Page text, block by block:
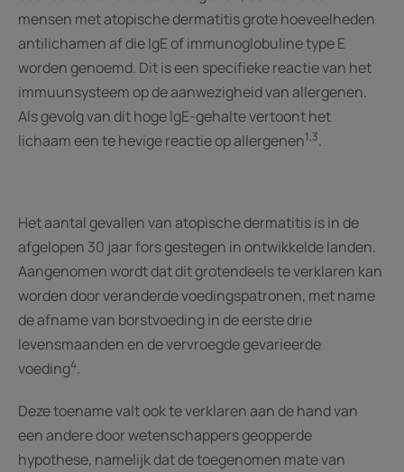
mensen met atopische dermatitis grote hoeveelheden
antilichamen af die IgE of immunoglobuline type E
worden genoemd. Dit is een specifieke reactie van het
immuunsysteem op de aanwezigheid van allergenen.
Als gevolg van dit hoge IgE-gehalte vertoont het
lichaam een te hevige reactie op allergenen1,3.
Het aantal gevallen van atopische dermatitis is in de
afgelopen 30 jaar fors gestegen in ontwikkelde landen.
Aangenomen wordt dat dit grotendeels te verklaren kan
worden door veranderde voedingspatronen, met name
de afname van borstvoeding in de eerste drie
levensmaanden en de vervroegde gevarieerde
voeding4.
Deze toename valt ook te verklaren aan de hand van
een andere door wetenschappers geopperde
hypothese, namelijk dat de toegenomen mate van